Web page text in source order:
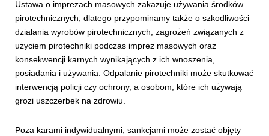
Ustawa o imprezach masowych zakazuje używania środków
pirotechnicznych, dlatego przypominamy także o szkodliwości
działania wyrobów pirotechnicznych, zagrożeń związanych z
użyciem pirotechniki podczas imprez masowych oraz
konsekwencji karnych wynikających z ich wnoszenia,
posiadania i używania. Odpalanie pirotechniki może skutkować
interwencją policji czy ochrony, a osobom, które ich używają
grozi uszczerbek na zdrowiu.
Poza karami indywidualnymi, sankcjami może zostać objęty